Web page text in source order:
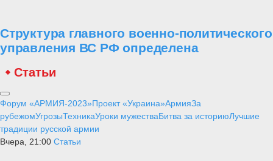
Структура главного военно-политического
управления ВС РФ определена
Статьи
Форум «АРМИЯ-2023»Проект «Украина»АрмияЗа
рубежомУгрозыТехникаУроки мужестваБитва за историюЛучшие
традиции русской армии
Вчера, 21:00 Статьи